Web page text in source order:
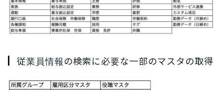
従業員情報の検索に必要な一部のマスタの取得